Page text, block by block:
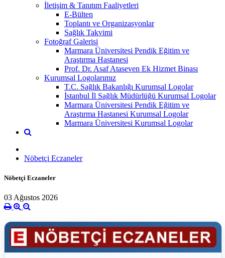
İletişim & Tanıtım Faaliyetleri
E-Bülten
Toplantı ve Organizasyonlar
Sağlık Takvimi
Fotoğraf Galerisi
Marmara Üniversitesi Pendik Eğitim ve
Araştırma Hastanesi
Prof. Dr. Asaf Ataseven Ek Hizmet Binası
Kurumsal Logolarımız
T.C. Sağlık Bakanlığı Kurumsal Logolar
İstanbul İl Sağlık Müdürlüğü Kurumsal Logolar
Marmara Üniversitesi Pendik Eğitim ve
Araştırma Hastanesi Kurumsal Logolar
Marmara Üniversitesi Kurumsal Logolar
Nöbetçi Eczaneler
Nöbetçi Eczaneler
03 Ağustos 2026